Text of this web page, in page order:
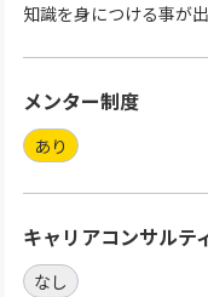
知識を身につける事が出
メンター制度
あり
キャリアコンサルテ
なし